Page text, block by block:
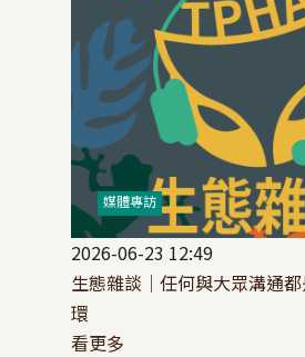
媒體專訪
2026-06-23 12:49
生態雜談│任何與大眾溝通
環
看更多